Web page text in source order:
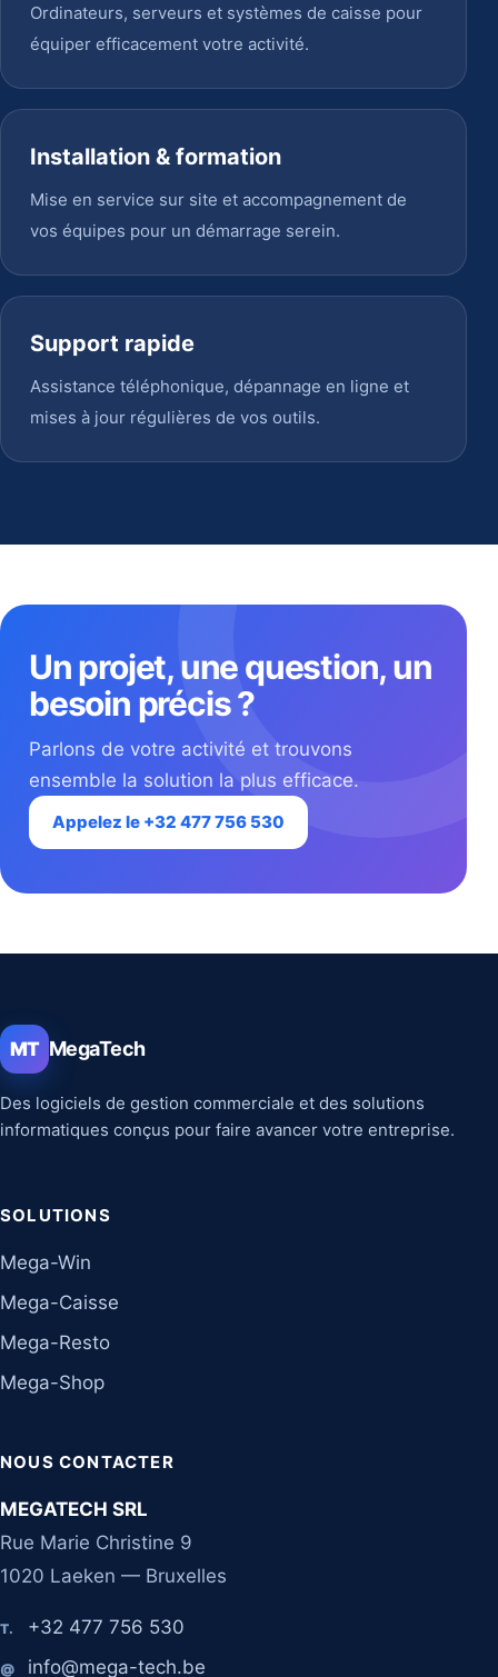
Ordinateurs, serveurs et systèmes de caisse pour
équiper efficacement votre activité.
Installation & formation
Mise en service sur site et accompagnement de
vos équipes pour un démarrage serein.
Support rapide
Assistance téléphonique, dépannage en ligne et
mises à jour régulières de vos outils.
Un projet, une question, un
besoin précis ?
Parlons de votre activité et trouvons
ensemble la solution la plus efficace.
Appelez le +32 477 756 530
MT MegaTech
Des logiciels de gestion commerciale et des solutions
informatiques conçus pour faire avancer votre entreprise.
SOLUTIONS
Mega-Win
Mega-Caisse
Mega-Resto
Mega-Shop
NOUS CONTACTER
MEGATECH SRL
Rue Marie Christine 9
1020 Laeken — Bruxelles
T. +32 477 756 530
@ info@mega-tech.be